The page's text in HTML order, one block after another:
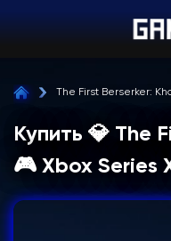
The First Berserker:
Купить 💎 The
🎮 Xbox Series